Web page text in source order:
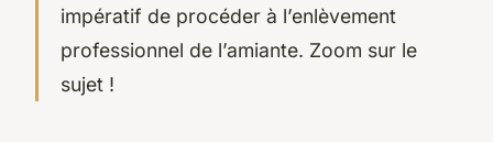
impératif de procéder à l’enlèvement
professionnel de l’amiante. Zoom sur le
sujet !